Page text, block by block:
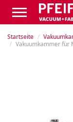
Startseite
Vakuumkammer für